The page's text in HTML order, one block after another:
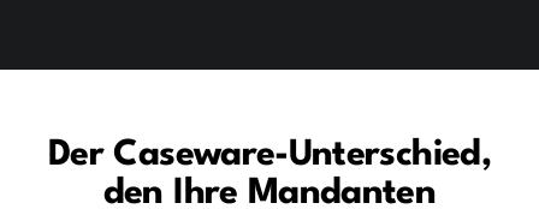
Der Caseware-Unterschied,
den Ihre Mandanten